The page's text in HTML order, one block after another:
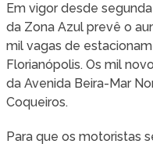
Em vigor desde
da Zona Azul prevê o
mil vagas de
Florianópolis. Os mil
da Avenida Beira-Mar
Coqueiros.
Para que os motoristas